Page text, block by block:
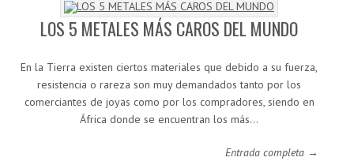
LOS 5 METALES MÁS CAROS DEL MUNDO
En la Tierra existen ciertos materiales que debido a su fuerza,
resistencia o rareza son muy demandados tanto por los
comerciantes de joyas como por los compradores, siendo en
África donde se encuentran los más…
Entrada completa →